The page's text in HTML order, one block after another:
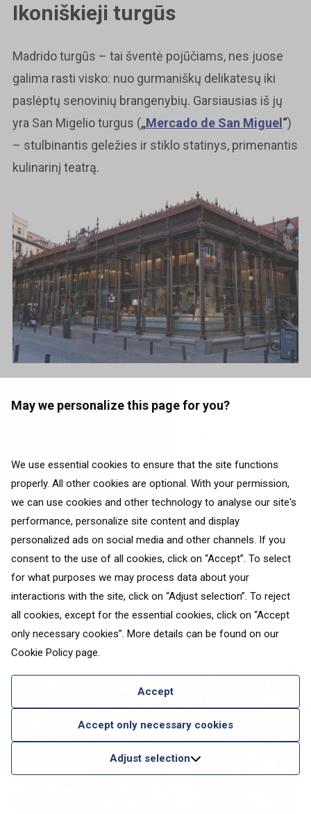
May we personalize this page for you?
We use essential cookies to ensure that the site functions
properly. All other cookies are optional. With your permission,
we can use cookies and other technology to analyse our site's
performance, personalize site content and display
personalized ads on social media and other channels. If you
consent to the use of all cookies, click on “Accept”. To select
for what purposes we may process data about your
interactions with the site, click on “Adjust selection”. To reject
all cookies, except for the essential cookies, click on “Accept
only necessary cookies”. More details can be found on our
Cookie Policy page.
Accept
Accept only necessary cookies
Adjust selection
Ikoniškieji turgūs
Madrido turgūs – tai šventė pojūčiams, nes juose
galima rasti visko: nuo gurmaniškų delikatesų iki
paslėptų senovinių brangenybių. Garsiausias iš jų
yra San Migelio turgus („Mercado de San Miguel “)
– stulbinantis geležies ir stiklo statinys, primenantis
kulinarinį teatrą.
Photo source: Unsplash
šviežiomis austrėmis, derinamomis su taure
vermuto. Desertui paragaukite garsiojo Madrido
„Tarta de Santiago“.
Jei norite pasimėgauti vietine atmosfera, nueikite į
Mercado de la Cebada,pagrindinę rajono
parduotuvę, kurioje miesto gyventojai perka
šviežius produktus, jūros gėrybes ir kvapnius
prieskonius, o kartu ir pabendrauja su savo
mėgstamais pardavėjais.